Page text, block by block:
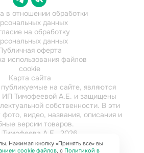
в отношении обработки
данных
на обработку
данных
оферта
использования файлов
cookie
Карта сайта
на сайте, являются
ИП Тимофеевой А.Е. и защищены
собственности. В эти
видео, названия, описания и
версии товаров.
А.Е., 2026
784202616921
Нажимая кнопку «Принять все» вы
cookie файлов, с Политикой в